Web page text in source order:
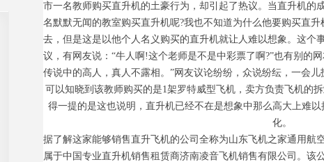
市一名教师购买直升机的土豪行为，却引起了热议。当直升机的
名默默无闻的教室购买直升机呢?我也不知道为什么他要购买直
去，但是这是以他个人名义购买的直升机就让人难以想象。这个
议，有网友说：“牛人啊!这个老师是不是中彩票了啊?”也有别的
传说中的高人，真人不露相。”网友议论纷纷，众说纷纭，一会儿
可以知晓到该教师购买的是1架罗特威型飞机，卖方负责飞机的
得一提的是这也说明，直升机已经不在是想象中那么高大上难
化。
据了解这家能够销售直升飞机的公司全称为山东飞机之家通用航
属于中国专业直升机销售租赁商济南凌音飞机销售有限公司。该